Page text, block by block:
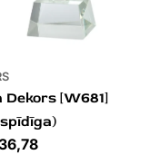
GROZAM
Dekors [W681]